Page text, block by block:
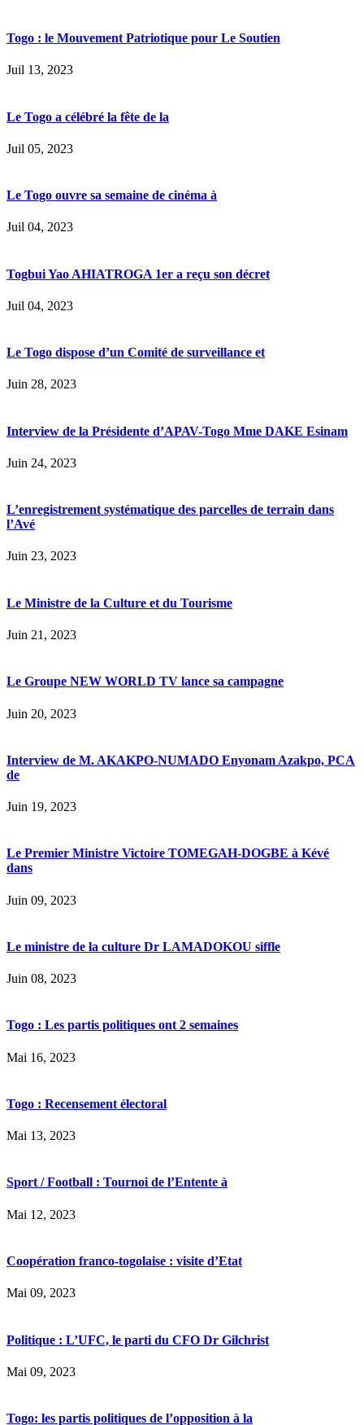
Togo : le Mouvement Patriotique pour Le Soutien
Juil 13, 2023
Le Togo a célébré la fête de la
Juil 05, 2023
Le Togo ouvre sa semaine de cinéma à
Juil 04, 2023
Togbui Yao AHIATROGA 1er a reçu son décret
Juil 04, 2023
Le Togo dispose d’un Comité de surveillance et
Juin 28, 2023
Interview de la Présidente d’APAV-Togo Mme DAKE Esinam
Juin 24, 2023
L’enregistrement systématique des parcelles de terrain dans
l’Avé
Juin 23, 2023
Le Ministre de la Culture et du Tourisme
Juin 21, 2023
Le Groupe NEW WORLD TV lance sa campagne
Juin 20, 2023
Interview de M. AKAKPO-NUMADO Enyonam Azakpo, PCA
de
Juin 19, 2023
Le Premier Ministre Victoire TOMEGAH-DOGBE à Kévé
dans
Juin 09, 2023
Le ministre de la culture Dr LAMADOKOU siffle
Juin 08, 2023
Togo : Les partis politiques ont 2 semaines
Mai 16, 2023
Togo : Recensement électoral
Mai 13, 2023
Sport / Football : Tournoi de l’Entente à
Mai 12, 2023
Coopération franco-togolaise : visite d’Etat
Mai 09, 2023
Politique : L’UFC, le parti du CFO Dr Gilchrist
Mai 09, 2023
Togo: les partis politiques de l’opposition à la